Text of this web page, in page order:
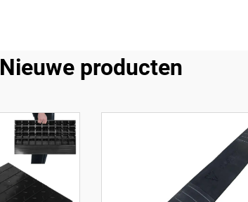
Nieuwe producten